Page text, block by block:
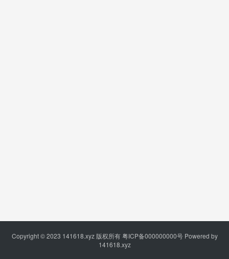
Copyright © 2023 141618.xyz版权所有粤ICP备000000000号Powered by
141618.xyz